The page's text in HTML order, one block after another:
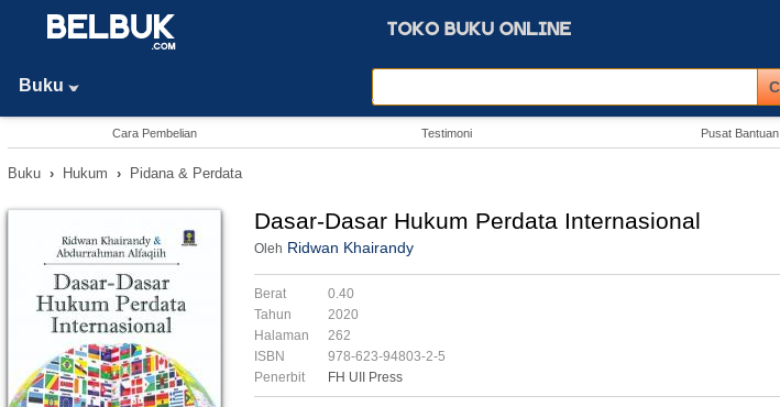
Buku
Cara Pembelian Testimoni Pusat Bantuan
Buku › Hukum › Pidana & Perdata
Dasar-Dasar Hukum Perdata Internasional
Oleh Ridwan Khairandy
Berat
0.40
Tahun
2020
Halaman
262
ISBN
978-623-94803-2-5
Penerbit
FH UII Press